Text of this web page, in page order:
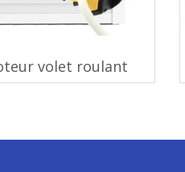
volet roulant